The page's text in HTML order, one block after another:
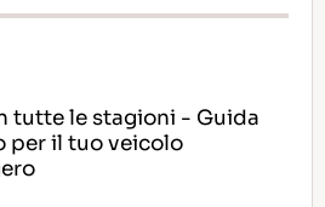
tutte le stagioni - Guida
per il tuo veicolo